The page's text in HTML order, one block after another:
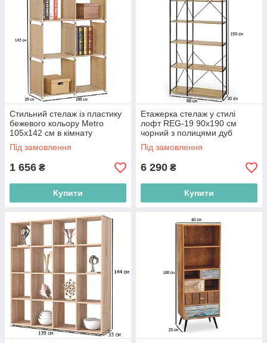
Стильний стелаж із пластику
бежевого кольору Metro
105х142 см в кімнату
Під замовлення
1 656 ₴
Купити
Етажерка стелаж у стилі
лофт REG-19 90х190 см
чорний з полицями дуб
сонома для офісу
Під замовлення
6 290 ₴
Купити